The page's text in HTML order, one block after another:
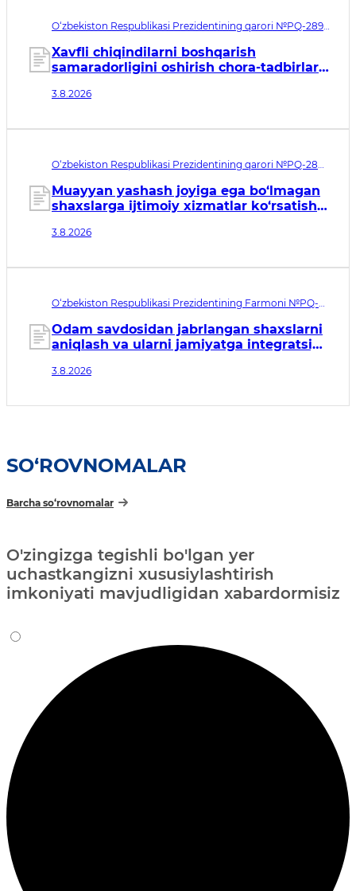
O‘zbekiston Respublikasi Prezidentining qarori №PQ-289.
04.08.2026
Xavfli chiqindilarni boshqarish
samaradorligini oshirish chora-tadbirlari
3.8.2026
O‘zbekiston Respublikasi Prezidentining qarori №PQ-288.
04.08.2026
Muayyan yashash joyiga ega bo‘lmagan
shaxslarga ijtimoiy xizmatlar ko‘rsatish
3.8.2026
O‘zbekiston Respublikasi Prezidentining Farmoni №PQ-
04.08.2026
Odam savdosidan jabrlangan shaxslarni
aniqlash va ularni jamiyatga integratsiya
takomillashtirishga qaratilgan
3.8.2026
SO‘ROVNOMALAR
Barcha so‘rovnomalar
O'zingizga tegishli bo'lgan yer
uchastkangizni xususiylashtirish
imkoniyati mavjudligidan xabardormisiz